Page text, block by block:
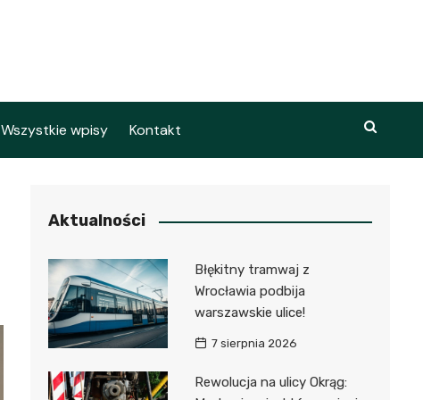
Wszystkie wpisy Kontakt
Aktualności
Błękitny tramwaj z
Wrocławia podbija
warszawskie ulice!
7 sierpnia 2026
Rewolucja na ulicy Okrąg: